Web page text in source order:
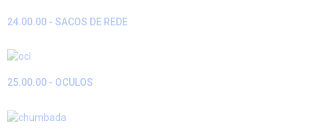
24.00.00 - SACOS DE REDE
25.00.00 - OCULOS